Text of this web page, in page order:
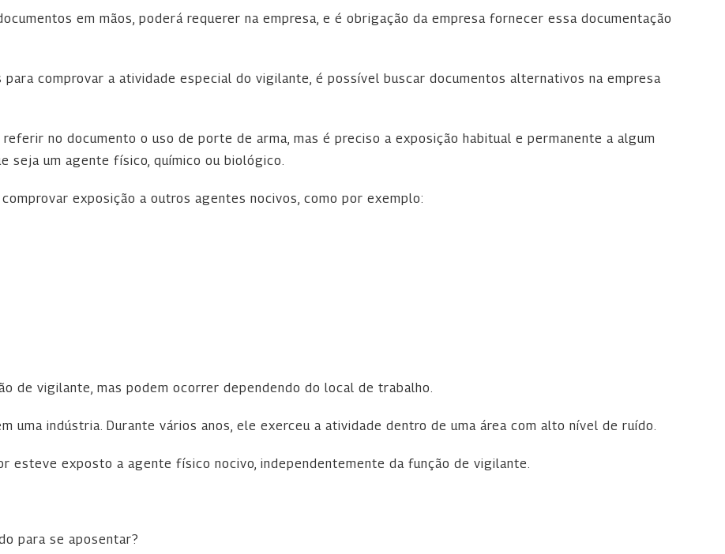
em mãos, poderá requerer na empresa, e é obrigação da empresa fornecer essa documentação
comprovar a atividade especial do vigilante, é possível buscar documentos alternativos na empresa
referir no documento o uso de porte de arma, mas é preciso a exposição habitual e permanente a algum
seja um agente físico, químico ou biológico.
exposição a outros agentes nocivos, como por exemplo:
de vigilante, mas podem ocorrer dependendo do local de trabalho.
uma indústria. Durante vários anos, ele exerceu a atividade dentro de uma área com alto nível de ruído.
esteve exposto a agente físico nocivo, independentemente da função de vigilante.
para se aposentar?